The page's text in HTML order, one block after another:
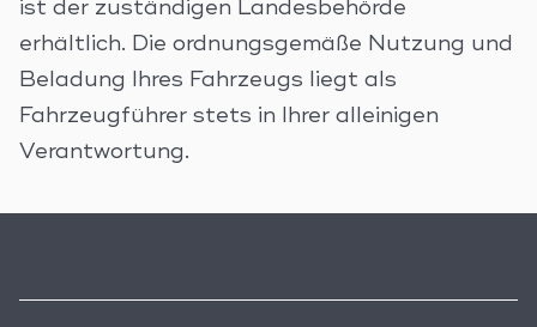
ist der zuständigen Landesbehörde
erhältlich. Die ordnungsgemäße Nutzung und
Beladung Ihres Fahrzeugs liegt als
Fahrzeugführer stets in Ihrer alleinigen
Verantwortung.